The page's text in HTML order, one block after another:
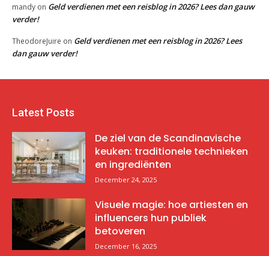
mandy on Geld verdienen met een reisblog in 2026? Lees dan gauw
verder!
TheodoreJuire on Geld verdienen met een reisblog in 2026? Lees
dan gauw verder!
Latest Posts
De ziel van de Scandinavische
keuken: traditionele technieken
en ingrediënten
December 24, 2025
Visuele magie: hoe artiesten en
influencers hun publiek
betoveren
December 16, 2025